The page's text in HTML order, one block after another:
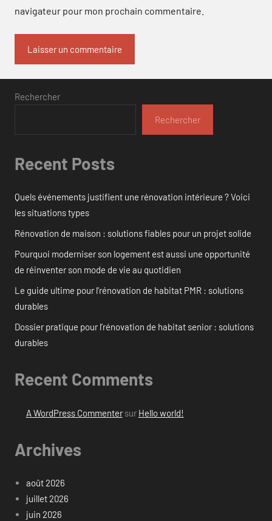
navigateur pour mon prochain commentaire.
Rechercher
Rechercher
Recent Posts
Quels événements justifient une rénovation intérieure ? Voici
les situations types
Rénovation de maison : solutions fiables pour un projet solide
Pourquoi moderniser son logement est aussi une opportunité
de réinventer son mode de vie au quotidien
Le guide ultime pour l’rénovation de habitat PMR : solutions
durables
Dossier pratique pour l’rénovation de habitat senior : solutions
durables
Recent Comments
A WordPress Commentersur Hello world!
Archives
août 2026
juillet 2026
juin 2026